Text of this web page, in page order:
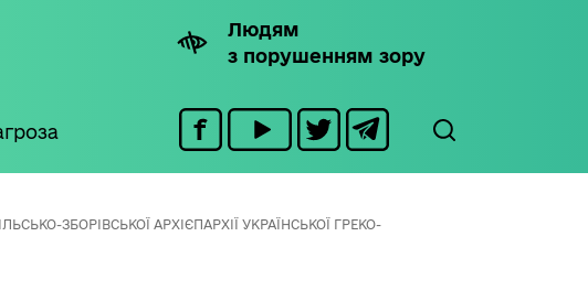
Людям
з порушенням зору
ЗБОРІВСЬКОЇ АРХІЄПАРХІЇ УКРАЇНСЬКОЇ ГРЕКО-